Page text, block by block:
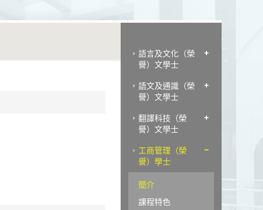
語言及文化（榮
譽）文學士
語文及通識（榮
譽）文學士
翻譯科技（榮
譽）文學士
工商管理（榮
譽）學士
簡介
課程特色